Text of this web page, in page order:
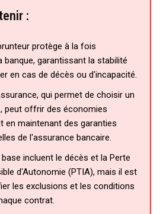
:
protège à la fois
banque, garantissant la stabilité
en cas de décès ou d'incapacité.
qui permet de choisir un
peut offrir des économies
en maintenant des garanties
de l'assurance bancaire.
incluent le décès et la Perte
d'Autonomie (PTIA), mais il est
les exclusions et les conditions
contrat.